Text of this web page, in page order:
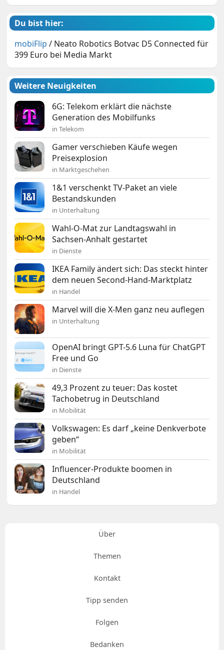
Du bist hier:
mobiFlip / Neato Robotics Botvac D5 Connected für
399 Euro bei Media Markt
Weitere Neuigkeiten
6G: Telekom erklärt die nächste
Generation des Mobilfunks
in Telekom
Gamer verschieben Käufe wegen
Preisexplosion
in Marktgeschehen
1&1 verschenkt TV-Paket an viele
Bestandskunden
in Unterhaltung
Wahl-O-Mat zur Landtagswahl in
Sachsen-Anhalt gestartet
in Dienste
IKEA Family ändert sich: Das steckt hinter
dem neuen Second-Hand-Marktplatz
in Handel
Marvel will die X-Men ganz neu auflegen
in Unterhaltung
OpenAI bringt GPT-5.6 Luna für ChatGPT
Free und Go
in Dienste
49,3 Prozent zu teuer: Das kostet
Tachobetrug in Deutschland
in Mobilität
Volkswagen: Es darf „keine Denkverbote
geben“
in Mobilität
Influencer-Produkte boomen in
Deutschland
in Handel
Über
Themen
Kontakt
Tipp senden
Folgen
Bedanken